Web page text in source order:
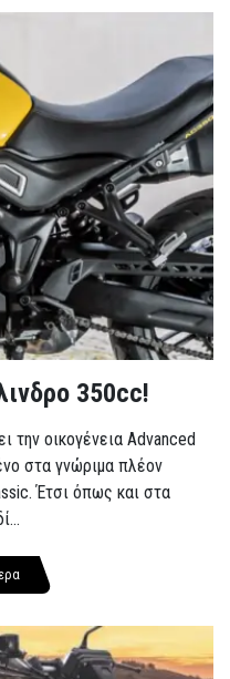
350cc!
την οικογένεια Advanced
στα γνώριμα πλέον
Έτσι όπως και στα